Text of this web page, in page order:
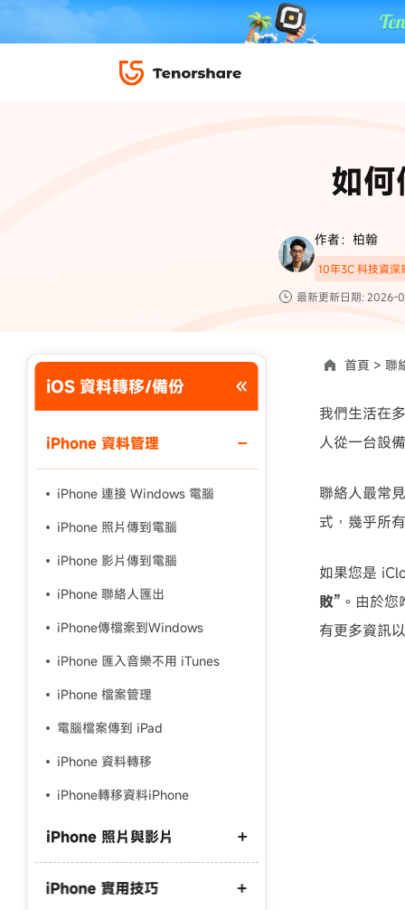
4DDiG
4DDiG
·iPhone 照片備份
·iPhone 永久刪除
復原
📍 iAnyGo 定位神器
限時 5 折優惠，立即
使用說明：以上折扣碼僅用於 iAnyGo 終身方案,加購後即
如
作者：柏翰
10年3C 科技資深
最新更新日期: 2026-
iOS 資料轉移/備份
iPhone 資料管理
iPhone 連接 Windows 電腦
iPhone 照片傳到電腦
iPhone 影片傳到電腦
iPhone 聯絡人匯出
iPhone傳檔案到Windows
iPhone 匯入音樂不用 iTunes
iPhone 檔案管理
電腦檔案傳到 iPad
iPhone 資料轉移
iPhone轉移資料iPhone
iPhone 照片與影片
iPhone 照片備份到外接硬碟
iPhone 實用技巧
首頁 > 聯
我們生活在
人從一台設
聯絡人最常
式，幾乎所
如果您是
敗” 。由於
有更多資訊